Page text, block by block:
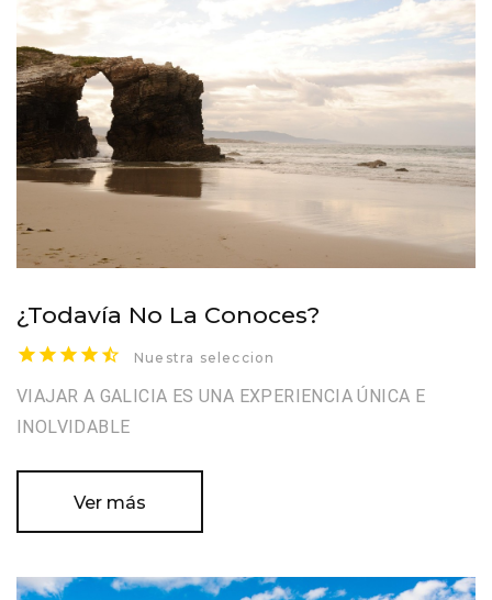
¿Todavía No La Conoces?
Nuestra seleccion
VIAJAR A GALICIA ES UNA EXPERIENCIA ÚNICA E
INOLVIDABLE
Ver más